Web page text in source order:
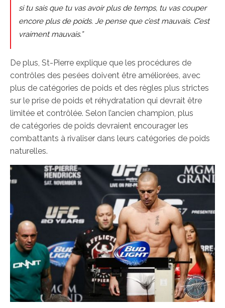
si tu sais que tu vas avoir plus de temps, tu vas couper
encore plus de poids. Je pense que c’est mauvais. C’est
vraiment mauvais.”
De plus, St-Pierre explique que les procédures de
contrôles des pesées doivent être améliorées, avec
plus de catégories de poids et des règles plus strictes
sur le prise de poids et réhydratation qui devrait être
limitée et contrôlée. Selon l’ancien champion, plus
de catégories de poids devraient encourager les
combattants à rivaliser dans leurs catégories de poids
naturelles.